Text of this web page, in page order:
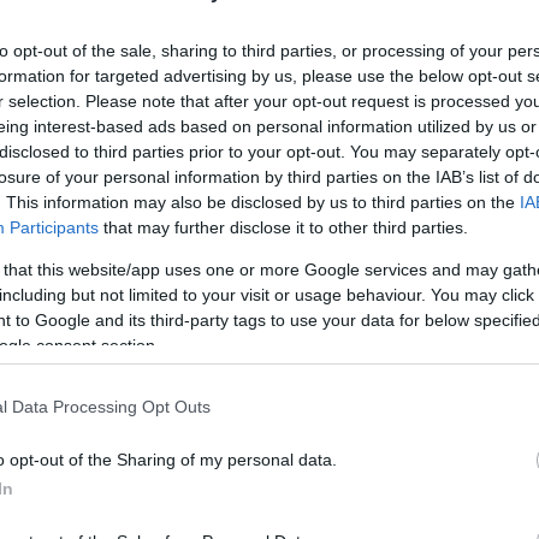
opt-out of the sale, sharing to third parties, or processing of your
for targeted advertising by us, please use the below opt-out
selection. Please note that after your opt-out request is processed
interest-based ads based on personal information utilized by us
to third parties prior to your opt-out. You may separately
of your personal information by third parties on the IAB’s list of
This information may also be disclosed by us to third parties on the
Participants that may further disclose it to other third parties.
that this website/app uses one or more Google services and may
but not limited to your visit or usage behaviour. You may
to Google and its third-party tags to use your data for below
consent section.
Data Processing Opt Outs
opt-out of the Sharing of my personal data.
JÁR A PRÉMIUM
SZÁMÁRA
népszavazást öt kérdésben is, többek
hitelesített.
PROGRAMBÓL A FOGYATÉKOSSÁGGAL ÉLŐK
NYUGDÍJÁNAK 40 SZÁZALÉKÁT?